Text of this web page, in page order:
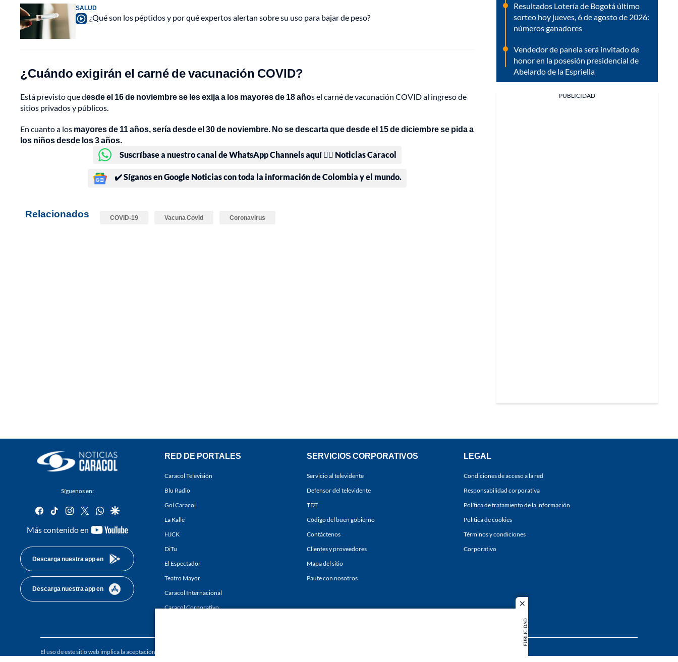
close
PUBLICIDAD
SALUD
¿Qué son los péptidos y por qué expertos alertan sobre su uso para bajar de peso?
¿Cuándo exigirán el carné de vacunación COVID?
Está previsto que desde el 16 de noviembre se les exija a los mayores de 18 años el carné de vacunación COVID al ingreso de
sitios privados y públicos.
En cuanto a los mayores de 11 años, sería desde el 30 de noviembre. No se descarta que desde el 15 de diciembre se pida a
los niños desde los 3 años.
Suscríbase a nuestro canal de WhatsApp Channels aquí 👉🏻 Noticias Caracol
✔️ Síganos en Google Noticias con toda la información de Colombia y el mundo.
Relacionados COVID-19 Vacuna Covid Coronavirus
Resultados Lotería de Bogotá último
sorteo hoy jueves, 6 de agosto de 2026:
números ganadores
Vendedor de panela será invitado de
honor en la posesión presidencial de
Abelardo de la Espriella
PUBLICIDAD
Síguenos en:
facebook
tiktok instagram
twitterwhatsapp
google
Más contenido en
youtube-
Descarga nuestra app en
Descarga nuestra app en
RED DE PORTALES
Caracol Televisión
Blu Radio
Gol Caracol
La Kalle
HJCK
DiTu
El Espectador
Teatro Mayor
Caracol Internacional
Caracol Corporativo
SERVICIOS CORPORATIVOS
Servicio al televidente
Defensor del televidente
TDT
Código del buen gobierno
Contáctenos
Clientes y proveedores
Mapa del sitio
Paute con nosotros
LEGAL
Condiciones de acceso a la red
Responsabilidad corporativa
Política de tratamiento de la información
Política de cookies
Términos y condiciones
Corporativo
El uso de este sitio web implica la aceptación de los